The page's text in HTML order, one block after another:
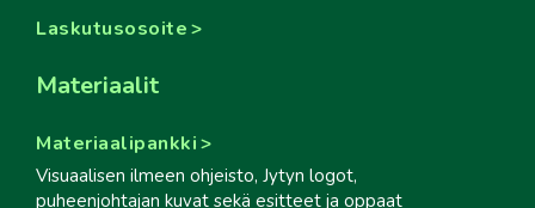
Laskutusosoite
Materiaalit
Materiaalipankki
Visuaalisen ilmeen ohjeisto, Jytyn logot,
puheenjohtajan kuvat sekä esitteet ja oppaat